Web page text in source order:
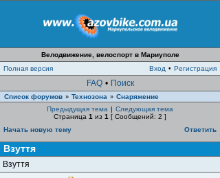
Велодвижение, велоспорт в Мариуполе
Полная версия
Вход • Регистрация
FAQ • Поиск
Список форумов » Технозона » Снаряжение
Предыдущая тема | Следующая тема
Страница 1 из 1 [ Сообщений: 2 ]
Начать новую тему
Ответить
Взуття
Взуття